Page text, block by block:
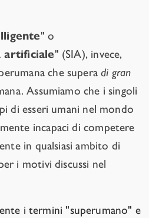
" o
artificiale" (SIA), invece,
che superadi gran
Assumiamo che i singoli
di esseri umani nel mondo
incapaci di competere
in qualsiasi ambito di
i motivi discussi nel
i termini "superumano" e